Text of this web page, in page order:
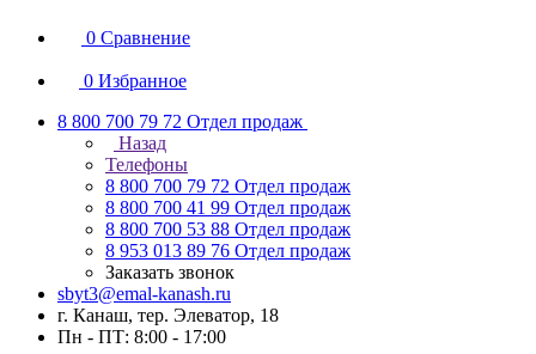
0 Сравнение
0 Избранное
8 800 700 79 72 Отдел продаж
Назад
Телефоны
8 800 700 79 72 Отдел продаж
8 800 700 41 99 Отдел продаж
8 800 700 53 88 Отдел продаж
8 953 013 89 76 Отдел продаж
Заказать звонок
sbyt3@emal-kanash.ru
г. Канаш, тер. Элеватор, 18
Пн - ПТ: 8:00 - 17:00